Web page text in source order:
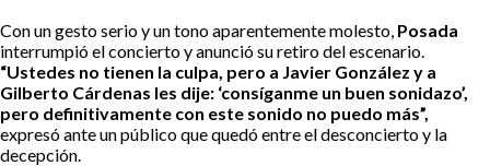
Con un gesto serio y un tono aparentemente molesto, Posada
interrumpió el concierto y anunció su retiro del escenario.
“Ustedes no tienen la culpa, pero a Javier González y a
Gilberto Cárdenas les dije: ‘consíganme un buen sonidazo’,
pero definitivamente con este sonido no puedo más”,
expresó ante un público que quedó entre el desconcierto y la
decepción.